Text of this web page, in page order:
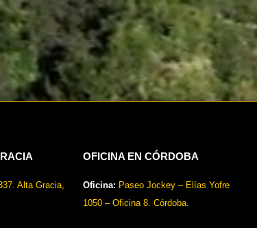
Alta Gracia,
OFICINA EN CÓRDOBA
Oficina: Paseo Jockey – Elías Yofre
1050 – Oficina 8. Córdoba.